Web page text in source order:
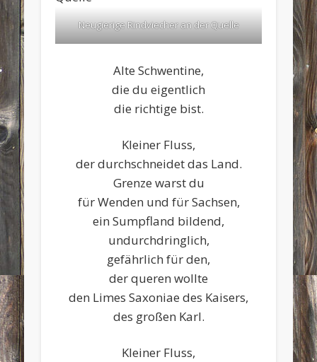
Neugierige Rindviecher an der Quelle
Alte Schwentine,
die du eigentlich
die richtige bist.
Kleiner Fluss,
der durchschneidet das Land.
Grenze warst du
für Wenden und für Sachsen,
ein Sumpfland bildend,
undurchdringlich,
gefährlich für den,
der queren wollte
den Limes Saxoniae des Kaisers,
des großen Karl.
Kleiner Fluss,